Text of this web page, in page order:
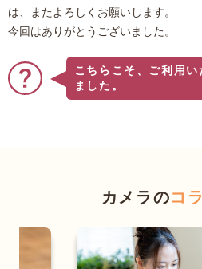
は、またよろしくお願いします。
今回はありがとうございました。
こちらこそ、ご利用
ました。
カメラのコ